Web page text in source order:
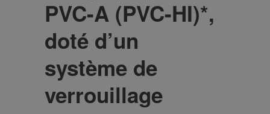
PVC-A (PVC-HI)*,
doté d’un
système de
verrouillage